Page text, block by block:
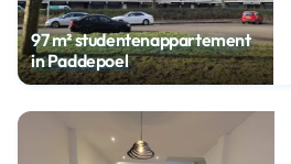
97 m² studentenappartement
in Paddepoel